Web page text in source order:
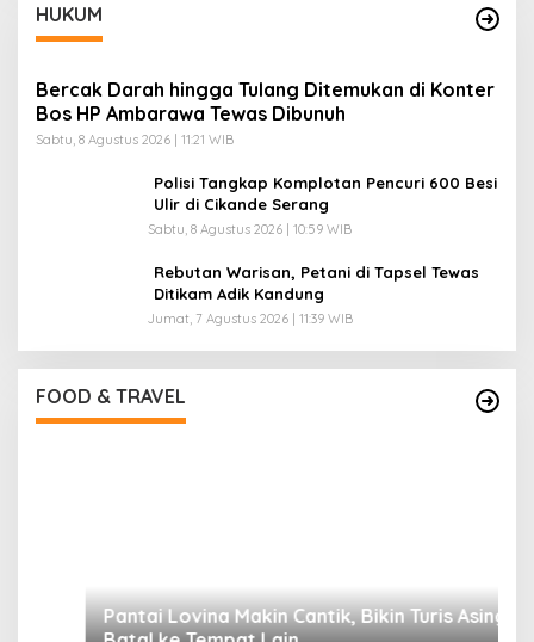
HUKUM
Bercak Darah hingga Tulang Ditemukan di Konter
Bos HP Ambarawa Tewas Dibunuh
Sabtu, 8 Agustus 2026 | 11:21 WIB
Polisi Tangkap Komplotan Pencuri 600 Besi
Ulir di Cikande Serang
Sabtu, 8 Agustus 2026 | 10:59 WIB
Rebutan Warisan, Petani di Tapsel Tewas
Ditikam Adik Kandung
Jumat, 7 Agustus 2026 | 11:39 WIB
FOOD & TRAVEL
Batal ke Tempat Lain
Di Food & Travel |